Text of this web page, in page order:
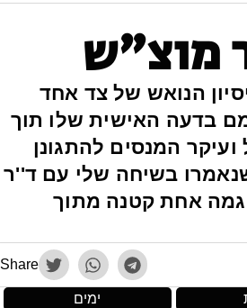
מוצ"ש
הנואש של צד אחד
בדעה האישית שלו תוך
המנסים להתגונן
בשיחה שלי עם ד''ר
אחת קטנה מתוך
Share
ימים